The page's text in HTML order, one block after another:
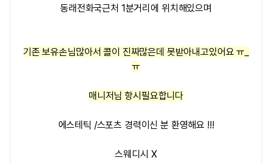
동래전화국근처 1분거리에 위치해있으며
기존 보유손님많아서 콜이 진짜많은데 못받아내고있어요 ㅠ_
ㅠ
매니저님 항시필요합니다
에스테틱 /스포츠 경력이신 분 환영해요 !!!
스웨디시 X